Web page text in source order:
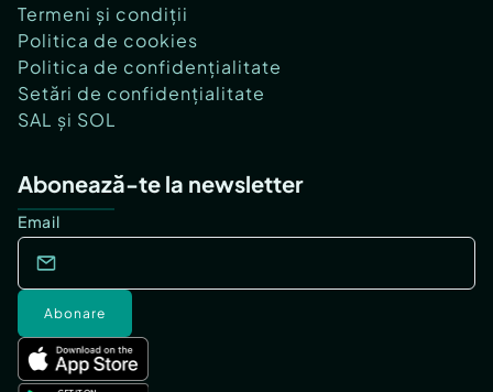
Termeni și condiții
Politica de cookies
Politica de confidențialitate
Setări de confidențialitate
SAL și SOL
Abonează-te la newsletter
Email
Abonare